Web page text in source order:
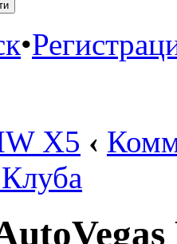
•
X5 ‹